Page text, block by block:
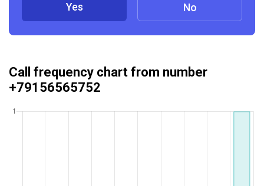
Yes No
Call frequency chart from number
+79156565752